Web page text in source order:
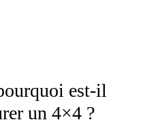
est-il
un 4×4 ?